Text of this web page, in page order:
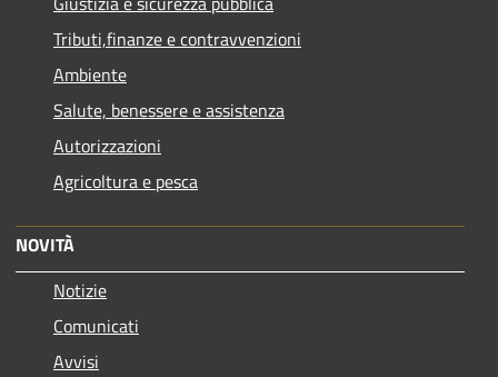
Tributi,finanze e contravvenzioni
Ambiente
Salute, benessere e assistenza
Autorizzazioni
Agricoltura e pesca
NOVITÀ
Notizie
Comunicati
Avvisi